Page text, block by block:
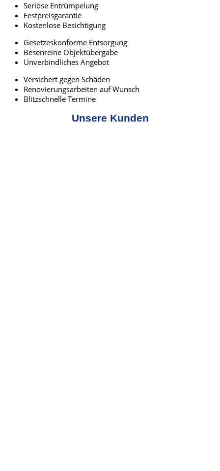
Seriöse Entrümpelung
Festpreisgarantie
Kostenlose Besichtigung
Gesetzeskonforme Entsorgung
Besenreine Objektübergabe
Unverbindliches Angebot
Versichert gegen Schäden
Renovierungsarbeiten auf Wunsch
Blitzschnelle Termine
Unsere Kunden